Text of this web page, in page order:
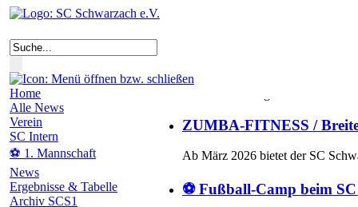
Home
Alle News
Verein
SC Intern
⚽ 1. Mannschaft
News
Ergebnisse & Tabelle
Archiv SCS1
ZUMBA-FITNESS /
Ab März 2026 bietet der SC
⚽ Fußball-Camp beim
Neuauflage des erfolgreichen